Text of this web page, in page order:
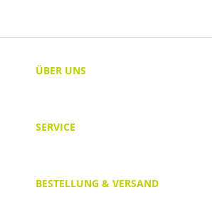
ÜBER UNS
SERVICE
BESTELLUNG & VERSAND